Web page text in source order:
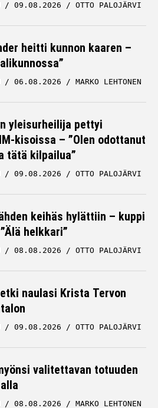
09.08.2026 OTTO PALOJÄRVI
heitti kunnon kaaren –
06.08.2026 MARKO LEHTONEN
yleisurheilija pettyi
kisoissa – ”Olen odottanut
tätä kilpailua”
09.08.2026 OTTO PALOJÄRVI
keihäs hylättiin – kuppi
helkkari”
08.08.2026 OTTO PALOJÄRVI
naulasi Krista Tervon
09.08.2026 OTTO PALOJÄRVI
valitettavan totuuden
08.08.2026 MARKO LEHTONEN